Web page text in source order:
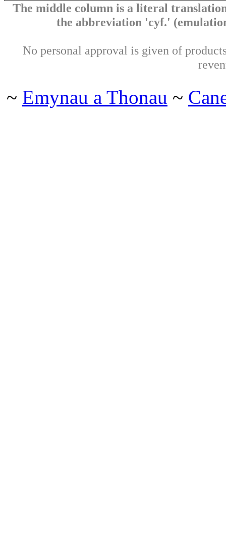
The middle column is a literal
the abbreviation 'cyf.'
No personal approval is given of
~ Emynau a Thonau ~